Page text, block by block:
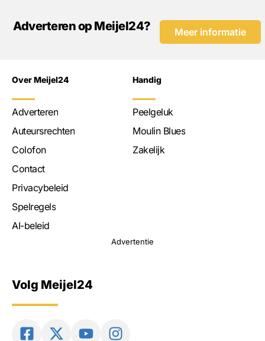
Adverteren op Meijel24? Meer informatie
Over Meijel24
Adverteren
Auteursrechten
Colofon
Contact
Privacybeleid
Spelregels
AI-beleid
Handig
Peelgeluk
Moulin Blues
Zakelijk
Advertentie
Volg Meijel24